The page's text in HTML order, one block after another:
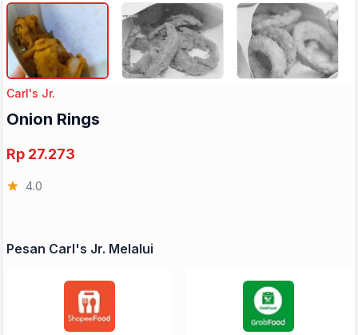
Carl's Jr.
Onion Rings
Rp 27.273
4.0
Pesan Carl's Jr. Melalui